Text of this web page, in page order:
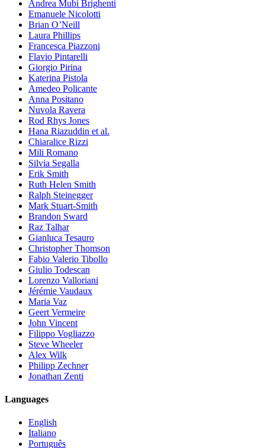
Andrea Mubi Brighenti
Emanuele Nicolotti
Brian O’Neill
Laura Phillips
Francesca Piazzoni
Flavio Pintarelli
Giorgio Pirina
Katerina Pistola
Amedeo Policante
Anna Positano
Nuvola Ravera
Rod Rhys Jones
Hana Riazuddin et al.
Chiaralice Rizzi
Mili Romano
Silvia Segalla
Erik Smith
Ruth Helen Smith
Ralph Steinegger
Mark Stuart-Smith
Brandon Sward
Raz Talhar
Gianluca Tesauro
Christopher Thomson
Fabio Valerio Tibollo
Giulio Todescan
Lorenzo Valloriani
Jérémie Vaudaux
Maria Vaz
Geert Vermeire
John Vincent
Filippo Vogliazzo
Steve Wheeler
Alex Wilk
Philipp Zechner
Jonathan Zenti
Languages
English
Italiano
Português